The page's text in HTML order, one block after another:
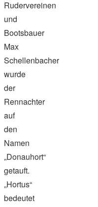
Rudervereinen
und
Bootsbauer
Max
Schellenbacher
wurde
der
Rennachter
auf
den
Namen
„Donauhort“
getauft.
„Hortus“
bedeutet